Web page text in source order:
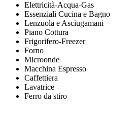
Elettricità-Acqua-Gas
Essenziali Cucina e Bagno
Lenzuola e Asciugamani
Piano Cottura
Frigorifero-Freezer
Forno
Microonde
Macchina Espresso
Caffettiera
Lavatrice
Ferro da stiro